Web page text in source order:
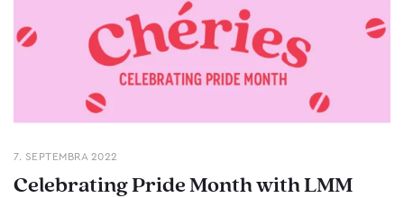
7. SEPTEMBRA 2022
Celebrating Pride Month with LMM